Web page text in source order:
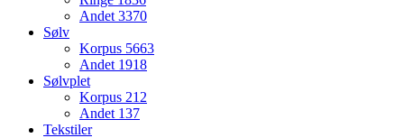
Andet3370
Sølv
Korpus 5663
Andet 1918
Sølvplet
Korpus 212
Andet 137
Tekstiler